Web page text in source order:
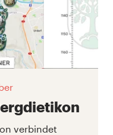
verbindet